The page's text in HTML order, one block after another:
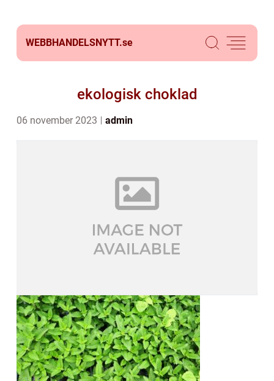
WEBBHANDELSNYTT.se
ekologisk choklad
06 november 2023 admin